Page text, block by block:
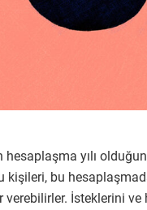
hesaplaşma yılı
kişileri, bu
İsteklerini